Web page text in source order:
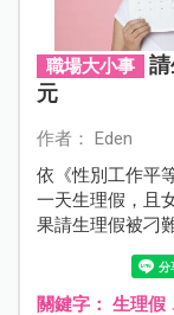
職場大小事
元
作者： Eden
依《性別工作平
一天生理假，且
果請生理假被刁
關鍵字： 生理假